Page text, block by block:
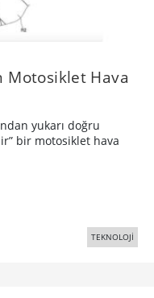
Motosiklet Hava
yukarı doğru
bir motosiklet hava
TEKNOLOJİ